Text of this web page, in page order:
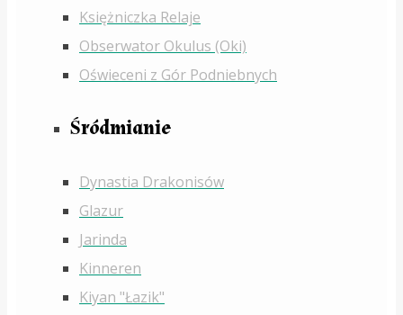
Księżniczka Relaje
Obserwator Okulus (Oki)
Oświeceni z Gór Podniebnych
Śródmianie
Dynastia Drakonisów
Glazur
Jarinda
Kinneren
Kiyan "Łazik"